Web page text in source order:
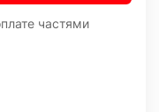
частями